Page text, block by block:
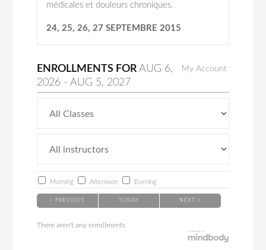
médicales et douleurs chroniques.
24, 25, 26, 27 SEPTEMBRE 2015
My Account
ENROLLMENTS FORAUG 6,
2026 -AUG 5, 2027
Morning Afternoon Evening
< PREVIOUS TODAY NEXT >
There aren't any enrollments